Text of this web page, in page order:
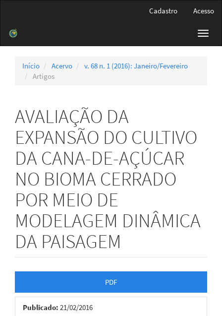
Barra
Cadastro Acesso
Início Acervo
v. 68 n. 1 (2016): Janeiro/Fevereiro
Artigos
AVALIAÇÃO DA
EXPANSÃO DO CULTIVO
DA CANA-DE-AÇÚCAR
NO BIOMA CERRADO
POR MEIO DE
MODELAGEM DINÂMICA
DA PAISAGEM
lateral
PDF
Publicado: 21/02/2016